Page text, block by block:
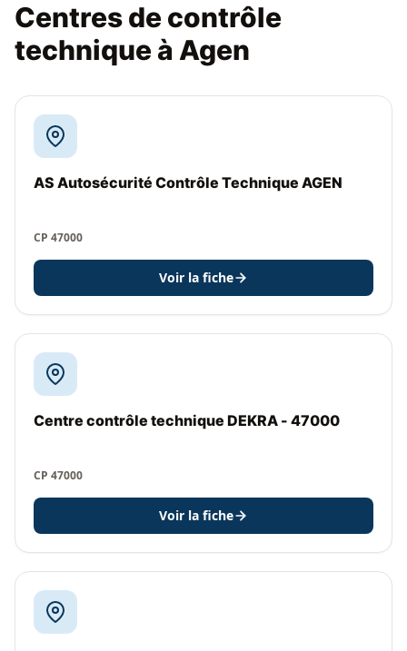
Centres de contrôle
technique à Agen
AS Autosécurité Contrôle Technique AGEN
CP 47000
Voir la fiche
Centre contrôle technique DEKRA - 47000
CP 47000
Voir la fiche